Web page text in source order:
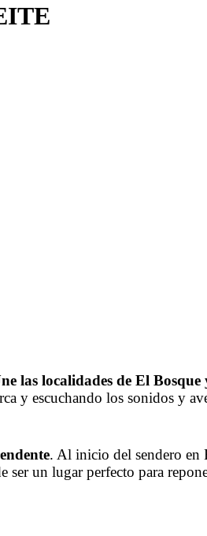
las localidades de El
y escuchando los sonidos y
. Al inicio del sendero en
un lugar perfecto para